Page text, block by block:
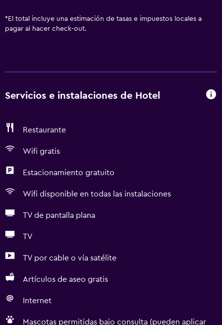
* El total incluye una estimación de tasas e impuestos locales a
pagar al hacer check-out.
Servicios e instalaciones de Hotel
Restaurante
Wifi gratis
Estacionamiento gratuito
Wifi disponible en todas las instalaciones
TV de pantalla plana
TV
TV por cable o vía satélite
Artículos de aseo gratis
Internet
Mascotas permitidas bajo consulta (pueden aplicar